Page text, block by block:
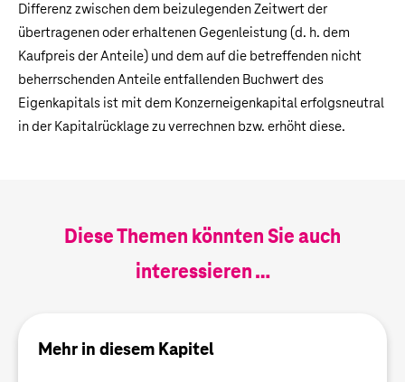
Differenz zwischen dem beizulegenden Zeitwert der
übertragenen oder erhaltenen Gegenleistung (d. h. dem
Kaufpreis der Anteile) und dem auf die betreffenden nicht
beherrschenden Anteile entfallenden Buchwert des
Eigenkapitals ist mit dem Konzerneigenkapital erfolgsneutral
in der Kapitalrücklage zu verrechnen bzw. erhöht diese.
Diese Themen könnten Sie auch
interessieren …
Mehr in diesem Kapitel